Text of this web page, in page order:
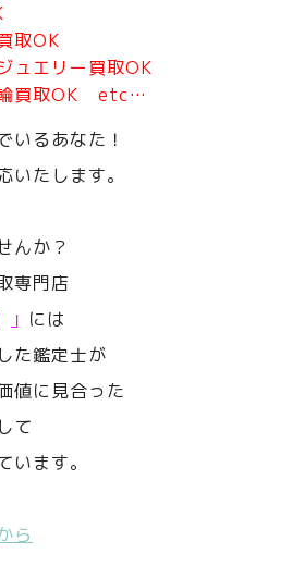
取OK
ュエリー買取OK
輪買取OK etc…
いるあなた！
いたします。
んか？
専門店
には
た鑑定士が
値に見合った
て
います。
ら